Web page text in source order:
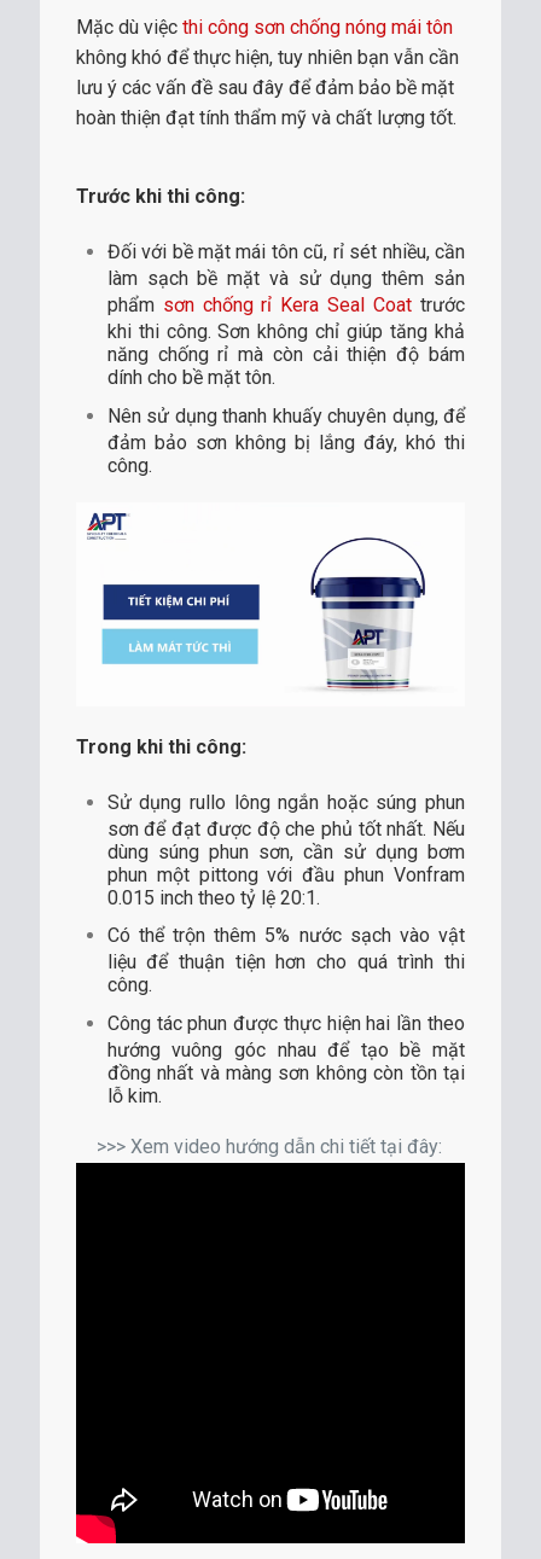
Mặc dù việc thi công sơn chống nóng mái tôn
không khó để thực hiện, tuy nhiên bạn vẫn cần
lưu ý các vấn đề sau đây để đảm bảo bề mặt
hoàn thiện đạt tính thẩm mỹ và chất lượng tốt.
Trước khi thi công:
Đối với bề mặt mái tôn cũ, rỉ sét nhiều, cần
làm sạch bề mặt và sử dụng thêm sản
phẩm sơn chống rỉ Kera Seal Coat trước
khi thi công. Sơn không chỉ giúp tăng khả
năng chống rỉ mà còn cải thiện độ bám
dính cho bề mặt tôn.
Nên sử dụng thanh khuấy chuyên dụng, để
đảm bảo sơn không bị lắng đáy, khó thi
công.
Trong khi thi công:
Sử dụng rullo lông ngắn hoặc súng phun
sơn để đạt được độ che phủ tốt nhất. Nếu
dùng súng phun sơn, cần sử dụng bơm
phun một pittong với đầu phun Vonfram
0.015 inch theo tỷ lệ 20:1.
Có thể trộn thêm 5% nước sạch vào vật
liệu để thuận tiện hơn cho quá trình thi
công.
Công tác phun được thực hiện hai lần theo
hướng vuông góc nhau để tạo bề mặt
đồng nhất và màng sơn không còn tồn tại
lỗ kim.
>>> Xem video hướng dẫn chi tiết tại đây: